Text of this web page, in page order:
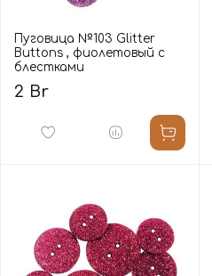
Пуговица №103 Glitter
Buttons , фиолетовый с
блестками
2 Br